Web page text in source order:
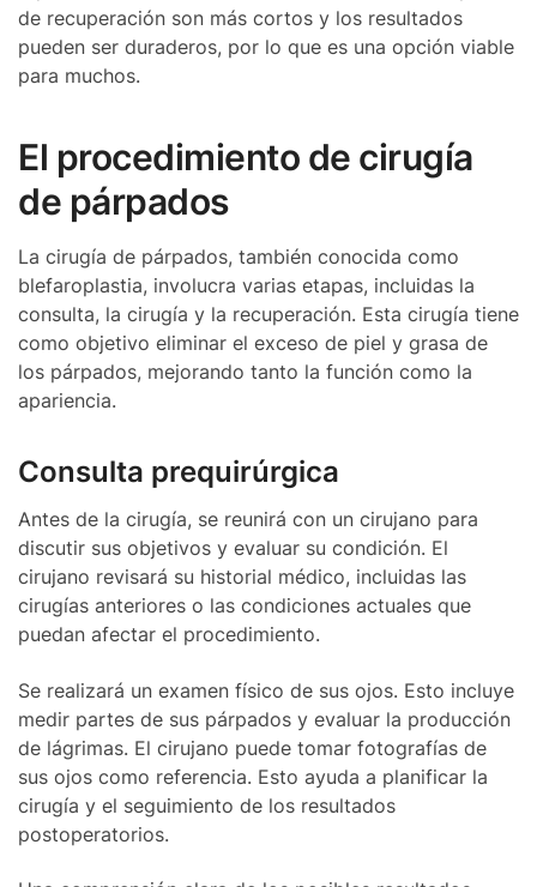
de recuperación son más cortos y los resultados
pueden ser duraderos, por lo que es una opción viable
para muchos.
El procedimiento de cirugía
de párpados
La cirugía de párpados, también conocida como
blefaroplastia, involucra varias etapas, incluidas la
consulta, la cirugía y la recuperación. Esta cirugía tiene
como objetivo eliminar el exceso de piel y grasa de
los párpados, mejorando tanto la función como la
apariencia.
Consulta prequirúrgica
Antes de la cirugía, se reunirá con un cirujano para
discutir sus objetivos y evaluar su condición. El
cirujano revisará su historial médico, incluidas las
cirugías anteriores o las condiciones actuales que
puedan afectar el procedimiento.
Se realizará un examen físico de sus ojos. Esto incluye
medir partes de sus párpados y evaluar la producción
de lágrimas. El cirujano puede tomar fotografías de
sus ojos como referencia. Esto ayuda a planificar la
cirugía y el seguimiento de los resultados
postoperatorios.